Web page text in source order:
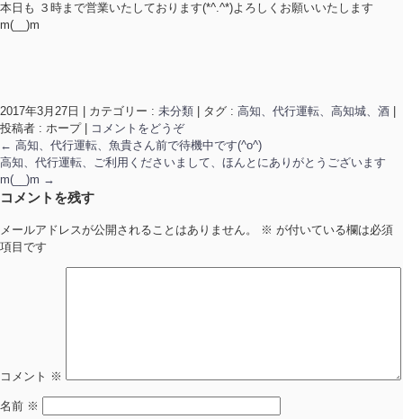
本日も ３時まで営業いたしております(*^.^*)よろしくお願いいたします
m(__)m
2017年3月27日 カテゴリー : 未分類 タグ : 高知、代行運転、高知城、酒
投稿者 : ホープ
コメントをどうぞ
← 高知、代行運転、魚貴さん前で待機中です(^o^)
高知、代行運転、ご利用くださいまして、ほんとにありがとうございます
m(__)m →
コメントを残す
メールアドレスが公開されることはありません。 ※ が付いている欄は必須
項目です
コメント ※
名前 ※